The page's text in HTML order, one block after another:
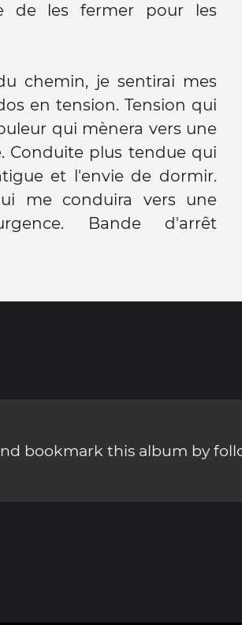
de les fermer pour les
chemin, je sentirai mes
en tension. Tension qui
qui mènera vers une
Conduite plus tendue qui
et l'envie de dormir.
me conduira vers une
Bande d'arrêt
bookmark this album by